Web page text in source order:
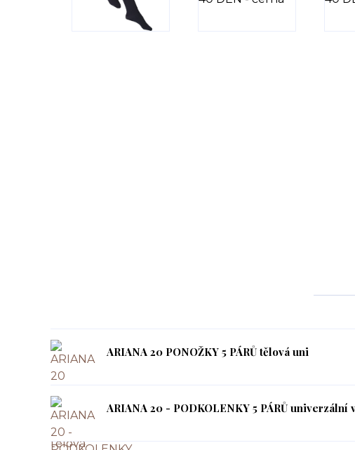
ARIANA 20 PONOŽKY 5 PÁRŮ tělová uni
ARIANA 20 - PODKOLENKY 5 PÁRŮ univerzální